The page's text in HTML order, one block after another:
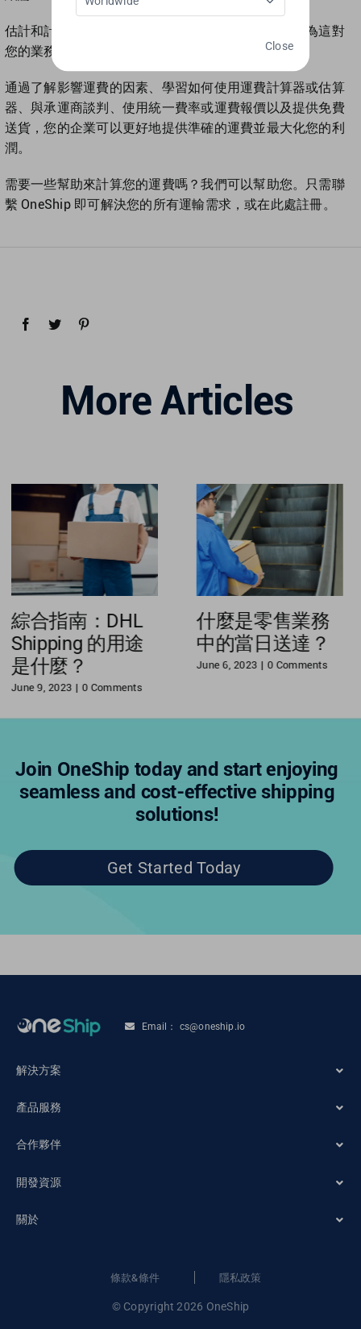
估計和計算運輸成本可能很困難，但您無法避免，因為這對
您的業務來說是必要的。
通過了解影響運費的因素、學習如何使用運費計算器或估算
器、與承運商談判、使用統一費率或運費報價以及提供免費
送貨，您的企業可以更好地提供準確的運費並最大化您的利
潤。
需要一些幫助來計算您的運費嗎？我們可以幫助您。只需聯
繫 OneShip 即可解決您的所有運輸需求，或在此處註冊。
More Articles
綜合指南：DHL
Shipping 的用途
是什麼？
June 9, 2023 | 0 Comments
什麼是零售業務
中的當日送達？
June 6, 2023 | 0 Comments
Join OneShip today and start enjoying
seamless and cost-effective shipping
solutions!
Get Started Today
Email： cs@oneship.io
解決方案
電商商家
產品服務
系統自動化
合作夥伴
電子商務合作夥伴
開發資源
訂單追蹤
關於
條款&條件 隱私政策
© Copyright 2026 OneShip
Close